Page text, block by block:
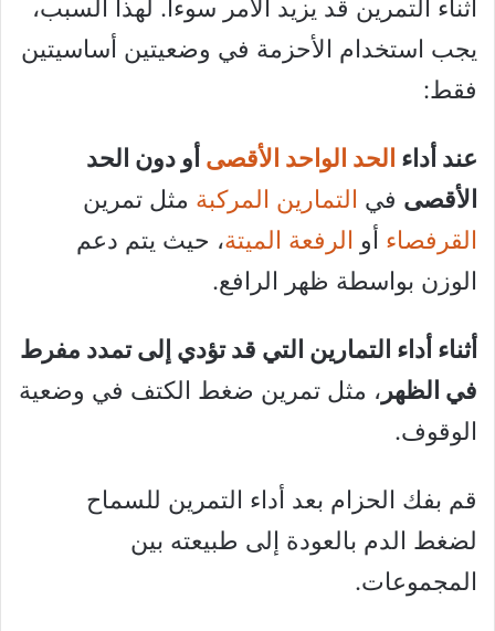
أثناء التمرين قد يزيد الأمر سوءا. لهذا السبب،
يجب استخدام الأحزمة في وضعيتين أساسيتين
فقط:
عند أداء الحد الواحد الأقصى أو دون الحد
الأقصى في التمارين المركبة مثل تمرين
القرفصاء أو الرفعة الميتة، حيث يتم دعم
الوزن بواسطة ظهر الرافع.
أثناء أداء التمارين التي قد تؤدي إلى تمدد مفرط
في الظهر ، مثل تمرين ضغط الكتف في وضعية
الوقوف.
قم بفك الحزام بعد أداء التمرين للسماح
لضغط الدم بالعودة إلى طبيعته بين
المجموعات.